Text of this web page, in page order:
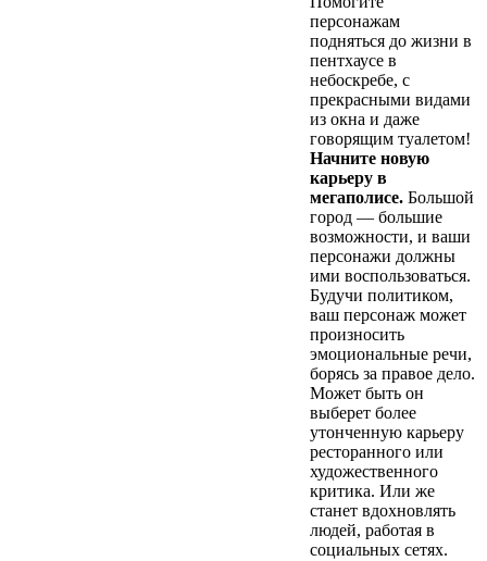
персонажам
подняться до жизни в
пентхаусе в
небоскребе, с
прекрасными видами
из окна и даже
говорящим туалетом!
Начните новую
карьеру в
мегаполисе. Большой
город — большие
возможности, и ваши
персонажи должны
ими воспользоваться.
Будучи политиком,
ваш персонаж может
произносить
эмоциональные речи,
борясь за правое дело.
Может быть он
выберет более
утонченную карьеру
ресторанного или
художественного
критика. Или же
станет вдохновлять
людей, работая в
социальных сетях.